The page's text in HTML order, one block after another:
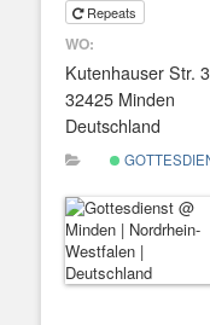
Repeats
WO:
Kutenhauser Str.
32425 Minden
Deutschland